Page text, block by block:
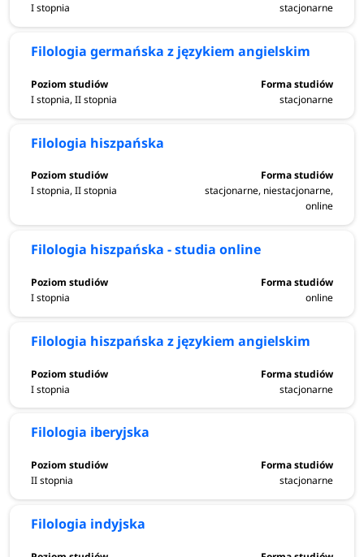
I stopnia stacjonarne
Filologia germańska z językiem angielskim
I stopnia, II stopnia stacjonarne
Filologia hiszpańska
I stopnia, II stopnia
stacjonarne, niestacjonarne,
online
Filologia hiszpańska - studia online
I stopnia online
Filologia hiszpańska z językiem angielskim
I stopnia stacjonarne
Filologia iberyjska
II stopnia stacjonarne
Filologia indyjska